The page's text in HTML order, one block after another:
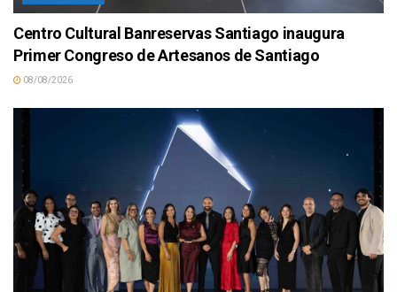
Centro Cultural Banreservas Santiago inaugura
Primer Congreso de Artesanos de Santiago
08/08/2026